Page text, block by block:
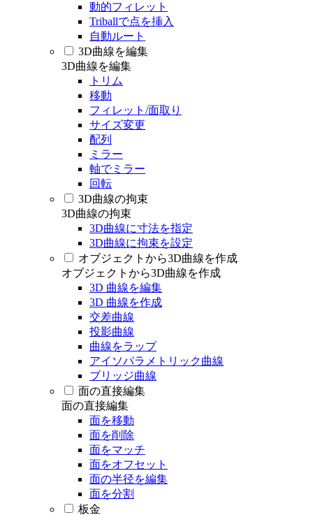
動的フィレット
Triballで点を挿入
自動ルート
3D曲線を編集
3D曲線を編集
トリム
移動
フィレット/面取り
サイズ変更
配列
ミラー
軸でミラー
回転
3D曲線の拘束
3D曲線の拘束
3D曲線に寸法を指定
3D曲線に拘束を設定
オブジェクトから3D曲線を作成
オブジェクトから3D曲線を作成
3D 曲線を編集
3D 曲線を作成
交差曲線
投影曲線
曲線をラップ
アイソパラメトリック曲線
ブリッジ曲線
面の直接編集
面の直接編集
面を移動
面を削除
面をマッチ
面をオフセット
面の半径を編集
面を分割
板金